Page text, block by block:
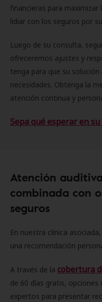
financieras para
lidiar con los seguros por
Luego de su consulta,
ofreceremos ajustes y
tenga para que su
necesidades. Obtenga la
atención continua y
Sepa qué esperar en
Atención
combinada con
seguros
En nuestra clínica
una recomendación
A través de la cobertura
de 60 días gratis, opciones
expertos para presentar